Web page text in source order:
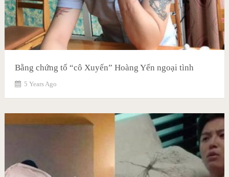
Bằng chứng tố “cô Xuyến” Hoàng Yến ngoại tình
5 Years Ago